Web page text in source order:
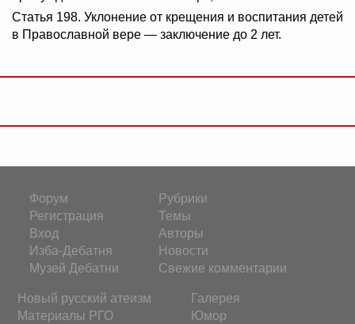
Статья 198. Уклонение от крещения и воспитания детей
в Православной вере — заключение до 2 лет.
Форум
Регистрация
Вход
Изба-Дебатня
Музей Дебатни
Рубрики
Темы
Авторы
Новости
Свежие комментарии
Новый русский атеизм
Материалы РГО
Галерея
Юмор